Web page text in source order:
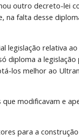
outro decreto-lei
na falta desse
legislação relativa
diploma a
los melhor ao
modificavam e
para a